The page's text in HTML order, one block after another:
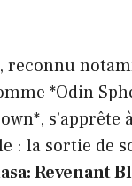
, reconnu
*Odin
: la sortie de
Revenant